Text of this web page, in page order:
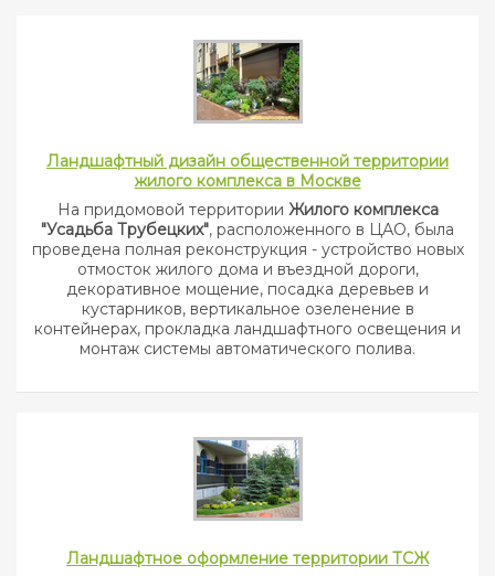
Ландшафтный дизайн общественной территории
жилого комплекса в Москве
На придомовой территории Жилого комплекса
"Усадьба Трубецких", расположенного в ЦАО, была
проведена полная реконструкция - устройство новых
отмосток жилого дома и въездной дороги,
декоративное мощение, посадка деревьев и
кустарников, вертикальное озеленение в
контейнерах, прокладка ландшафтного освещения и
монтаж системы автоматического полива.
Ландшафтное оформление территории ТСЖ